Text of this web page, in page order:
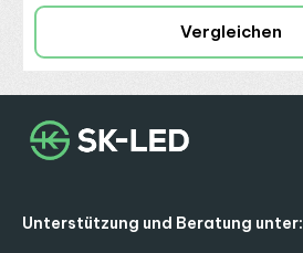
Vergleichen
Unterstützung und Beratung unter: